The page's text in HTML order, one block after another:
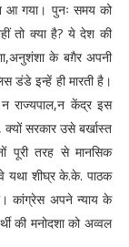
आ गया। पुनः समय को
तो क्या है? ये देश की
के बग़ैर अपनी
डंडे इन्हें ही मारती है।
राज्यपाल,न केंद्र इस
सरकार उसे बर्खास्त
पूरी तरह से मानसिक
यथा शीघ्र के.के. पाठक
कांग्रेस अपने न्याय के
की मनोदशा को अव्वल